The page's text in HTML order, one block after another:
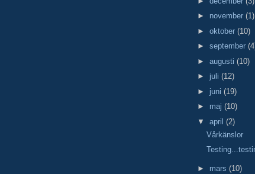
► november (1)
► oktober (10)
► september
► augusti (10)
► juli (12)
► juni (19)
► maj (10)
▼ april (2)
Vårkänslor
► mars (10)